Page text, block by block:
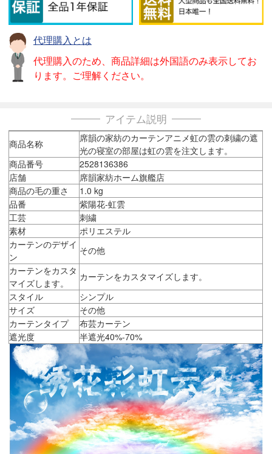
代理購入とは
代理購入のため、商品詳細は外国語のみ表示してお
ります。ご理解ください。
アイテム説明
商品名称
席韻の家紡のカーテンアニメ虹の雲の刺繍の遮
光の寝室の部屋は虹の雲を注文します。
商品番号
2528136386
店舗
席韻家紡ホーム旗艦店
商品の毛の重さ
1.0 kg
品番
紫陽花-虹雲
工芸
刺繍
素材
ポリエステル
カーテンのデザイ
ン
その他
カーテンをカスタ
マイズします。
カーテンをカスタマイズします。
スタイル
シンプル
サイズ
その他
カーテンタイプ
布芸カーテン
遮光度
半遮光40%-70%